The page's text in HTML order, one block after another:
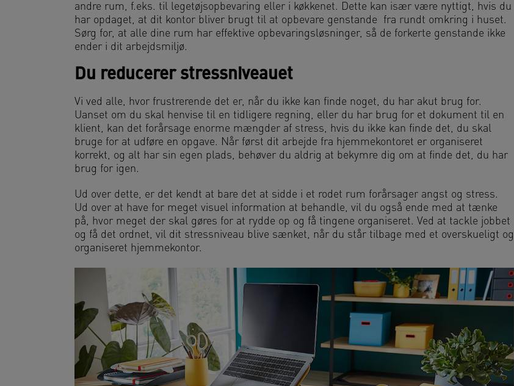
andre rum, f.eks. til legetøjsopbevaring eller i køkkenet. Dette kan især være nyttigt, hvis du
har opdaget, at dit kontor bliver brugt til at opbevare genstande fra rundt omkring i huset.
Sørg for, at alle dine rum har effektive opbevaringsløsninger, så de forkerte genstande ikke
ender i dit arbejdsmiljø.
Du reducerer stressniveauet
Vi ved alle, hvor frustrerende det er, når du ikke kan finde noget, du har akut brug for.
Uanset om du skal henvise til en tidligere regning, eller du har brug for et dokument til en
klient, kan det forårsage enorme mængder af stress, hvis du ikke kan finde det, du skal
bruge for at udføre en opgave. Når først dit arbejde fra hjemmekontoret er organiseret
korrekt, og alt har sin egen plads, behøver du aldrig at bekymre dig om at finde det, du har
brug for igen.
Ud over dette, er det kendt at bare det at sidde i et rodet rum forårsager angst og stress.
Ud over at have for meget visuel information at behandle, vil du også ende med at tænke
på, hvor meget der skal gøres for at rydde op og få tingene organiseret. Ved at tackle jobbet
og få det ordnet, vil dit stressniveau blive sænket, når du står tilbage med et overskueligt og
organiseret hjemmekontor.